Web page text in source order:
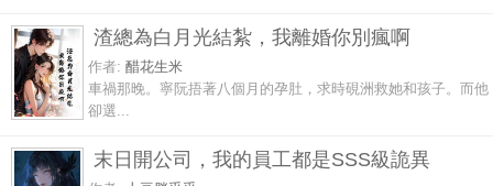
渣總為白月光結紮，我離婚你別瘋啊
作者: 醋花生米
車禍那晚。寧阮捂著八個月的孕肚，求時硯洲救她和孩子。而他
卻選...
末日開公司，我的員工都是SSS級詭異